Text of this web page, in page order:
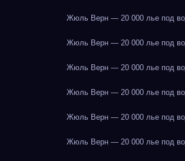
Жюль Верн — 20 000 лье под
Жюль Верн — 20 000 лье под
Жюль Верн — 20 000 лье под
Жюль Верн — 20 000 лье под
Жюль Верн — 20 000 лье под
Жюль Верн — 20 000 лье под